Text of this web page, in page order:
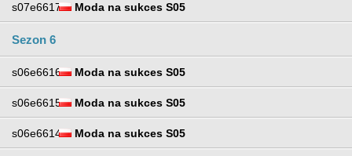
s07e6617 Moda na sukces S05
Sezon 6
s06e6616 Moda na sukces S05
s06e6615 Moda na sukces S05
s06e6614 Moda na sukces S05